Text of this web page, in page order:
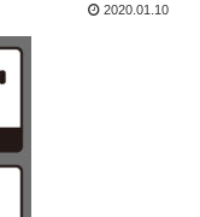
2020.01.10